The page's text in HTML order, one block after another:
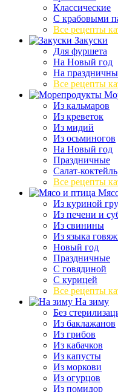
Классические
С крабовыми
Все рецепты
Закуски
Для фуршета
На Новый год
На
Все рецепты
Из кальмаров
Из креветок
Из мидий
Из осьминогов
На Новый год
Праздничные
Салат-коктейль
Все рецепты
Из куриной
Из печени и
Из свинины
Из языка
Новый год
Праздничные
С говядиной
С курицей
Все рецепты
На зиму
Без
Из баклажанов
Из грибов
Из кабачков
Из капусты
Из моркови
Из огурцов
Из помидор